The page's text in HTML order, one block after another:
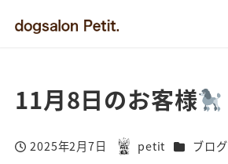
11月8日のお客様
投稿日
2025年2月7日
著
petit カテゴリー
ブログ